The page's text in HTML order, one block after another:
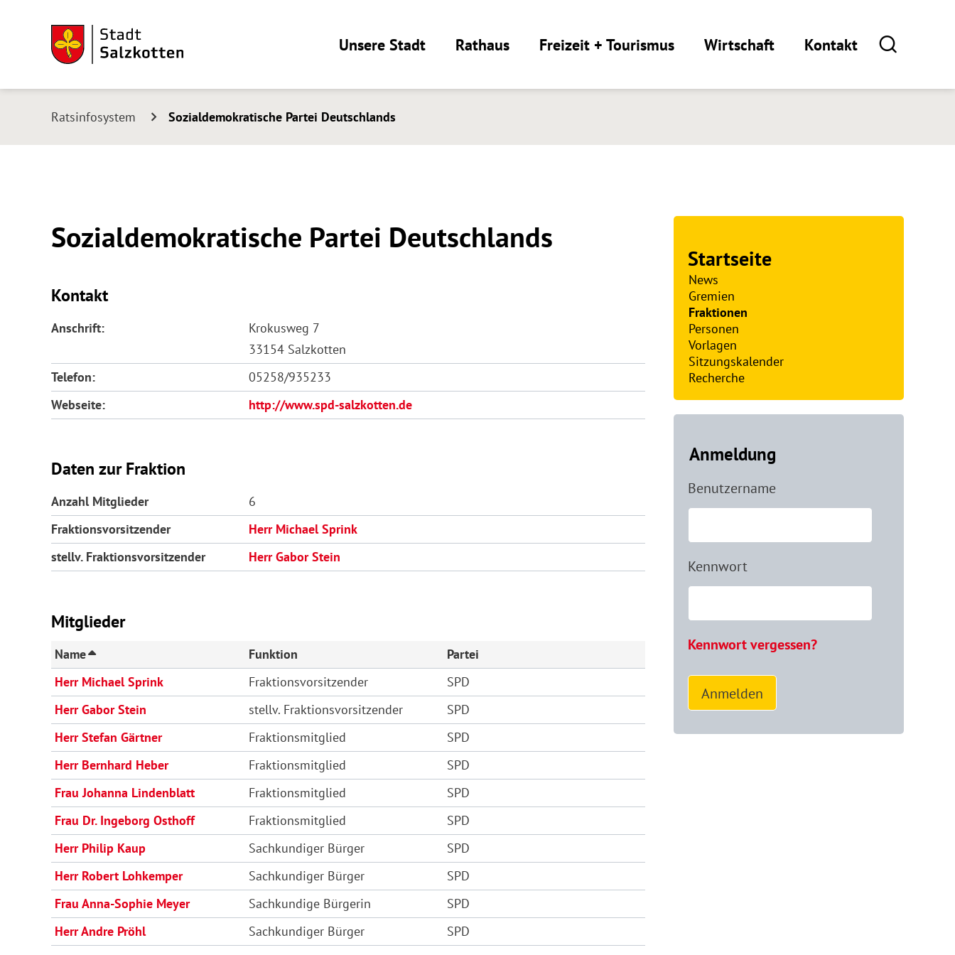
Unsere Stadt Rathaus Freizeit + Tourismus Wirtschaft Kontakt
Ratsinfosystem Sozialdemokratische Partei Deutschlands
Sozialdemokratische Partei Deutschlands
Kontakt
Anschrift:
Krokusweg 7
33154 Salzkotten
Telefon:
05258/935233
Webseite:
http://www.spd-salzkotten.de
Daten zur Fraktion
Anzahl Mitglieder
6
Fraktionsvorsitzender
Herr Michael Sprink
stellv. Fraktionsvorsitzender
Herr Gabor Stein
Mitglieder
Name Funktion
Partei
Herr Michael Sprink
Fraktionsvorsitzender
SPD
Herr Gabor Stein
stellv. Fraktionsvorsitzender
SPD
Herr Stefan Gärtner
Fraktionsmitglied
SPD
Herr Bernhard Heber
Fraktionsmitglied
SPD
Frau Johanna Lindenblatt
Fraktionsmitglied
SPD
Frau Dr. Ingeborg Osthoff
Fraktionsmitglied
SPD
Herr Philip Kaup
Sachkundiger Bürger
SPD
Herr Robert Lohkemper
Sachkundiger Bürger
SPD
Frau Anna-Sophie Meyer
Sachkundige Bürgerin
SPD
Herr Andre Pröhl
Sachkundiger Bürger SPD
Startseite
News
Gremien
Fraktionen
Personen
Vorlagen
Sitzungskalender
Recherche
Anmeldung
Benutzername
Kennwort
Kennwort vergessen?